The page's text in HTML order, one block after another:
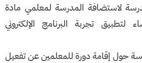
لاستضافة المدرسة لمعلمي مادة
لتطبيق تجربة البرنامج الإلكتروني
حول إقامة دورة للمعلمين عن تفعيل